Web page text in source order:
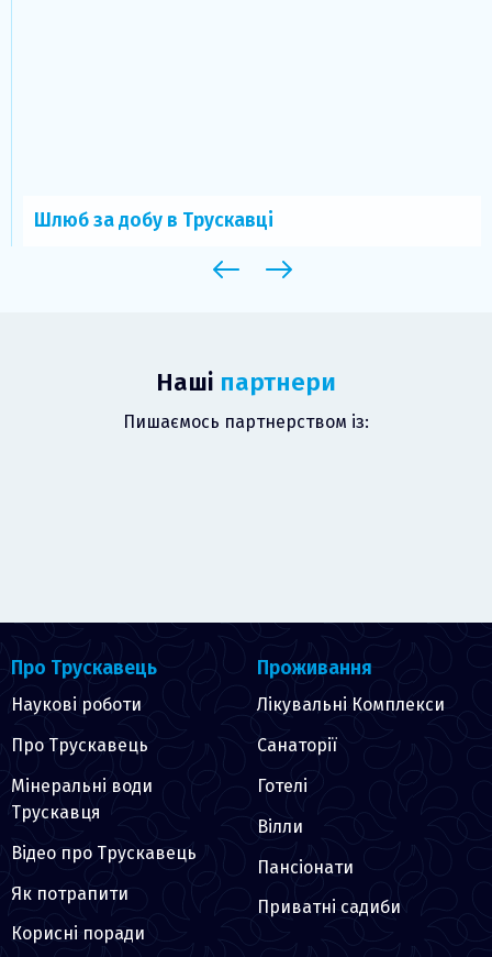
Шлюб за добу в Трускавці
Наші партнери
Пишаємось партнерством із:
Про Трускавець
Наукові роботи
Про Трускавець
Мінеральні води
Трускавця
Відео про Трускавець
Як потрапити
Корисні поради
Проживання
Лікувальні Комплекси
Санаторії
Готелі
Вілли
Пансіонати
Приватні садиби